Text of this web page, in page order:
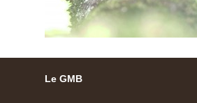
Le GMB